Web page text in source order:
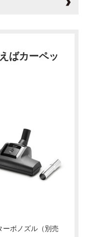
ばカーペッ
ーボノズル（別売